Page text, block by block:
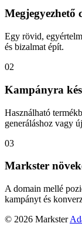
Megjegyezhető
Egy rövid,
és bizalmat épít.
02
Kampányra
Használható
generáláshoz vagy
03
Markster
A domain mellé
kampányt és
© 2026 Markster